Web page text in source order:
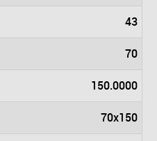
43
70
150.0000
70x150